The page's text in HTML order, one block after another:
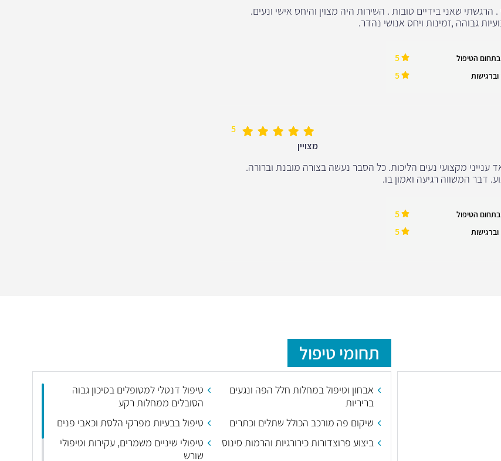
שאני בידיים טובות . השירות היה מצוין והיחס אישי ונעים.
גבוהה ,זמינות ויחס אנושי נהדר.
הטיפול 5
5
5
מצויין
מקצועי נעים הליכות. כל הסבר נעשה בצורה מובנת וברורה.
דבר המשווה רגיעה ואמון בו.
הטיפול 5
5
תחומי טיפול
אבחון וטיפול במחלות חלל הפה ונגעים
בריריות
טיפול דנטלי למטופלים בסיכון גבוה
הסובלים ממחלות רקע
שיקום פה מורכב הכולל שתלים וכתרים
טיפול בבעיות מפרקי הלסת וכאבי פנים
ביצוע פרוצדורות כירורגיות והרמות סינוס
טיפולי שיניים משמרים, עקירות וטיפולי
שורש